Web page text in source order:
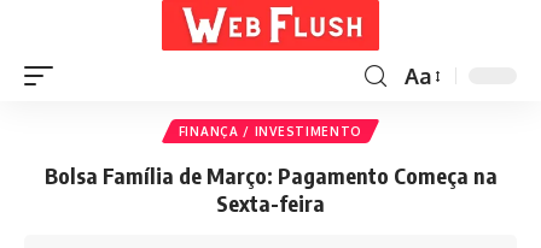
Aa
FINANÇA / INVESTIMENTO
Bolsa Família de Março: Pagamento Começa na
Sexta-feira